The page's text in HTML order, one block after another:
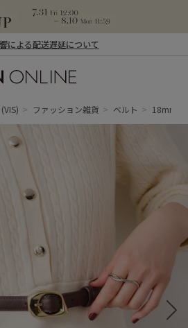
による配送遅延について
(VIS) ファッション雑貨 ベルト 18mm幅